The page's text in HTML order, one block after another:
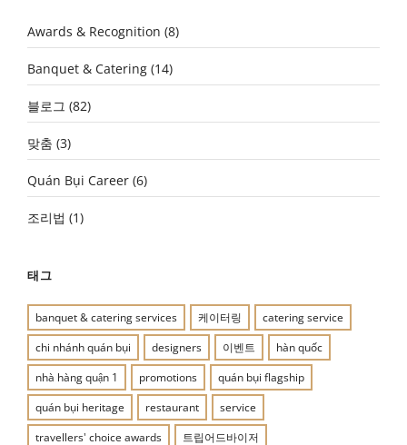
Awards & Recognition (8)
Banquet & Catering (14)
블로그 (82)
맞춤 (3)
Quán Bụi Career (6)
조리법 (1)
태그
banquet & catering services 케이터링
catering service
chi nhánh quán bụi
designers 이벤트
hàn quốc
nhà hàng quận 1
promotions
quán bụi flagship
quán bụi heritage
restaurant
service
travellers' choice awards
트립어드바이저